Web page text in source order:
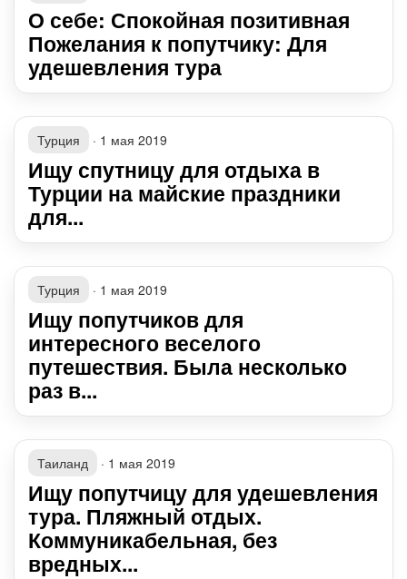
О себе: Спокойная позитивная
Пожелания к попутчику: Для
удешевления тура
Турция · 1 мая 2019
Ищу спутницу для отдыха в
Турции на майские праздники
для...
Турция · 1 мая 2019
Ищу попутчиков для
интересного веселого
путешествия. Была несколько
раз в...
Таиланд · 1 мая 2019
Ищу попутчицу для удешевления
тура. Пляжный отдых.
Коммуникабельная, без
вредных...